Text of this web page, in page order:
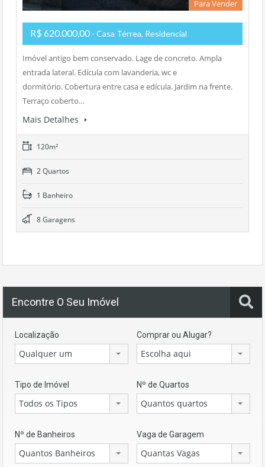
Para Vender
R$ 620.000,00 - Casa Térrea, Residencial
Imóvel antigo bem conservado. Lage de concreto. Ampla
entrada lateral. Edícula com lavanderia, wc e
dormitório. Cobertura entre casa e edícula. Jardim na frente.
Terraço coberto…
Mais Detalhes
120m²
2 Quartos
1 Banheiro
8 Garagens
Encontre O Seu Imóvel
Localização
Qualquer um
Comprar ou Alugar?
Escolha aqui
Tipo de Imóvel
Todos os Tipos
Nº de Quartos
Quantos quartos
Nº de Banheiros
Quantos Banheiros
Vaga de Garagem
Quantas Vagas